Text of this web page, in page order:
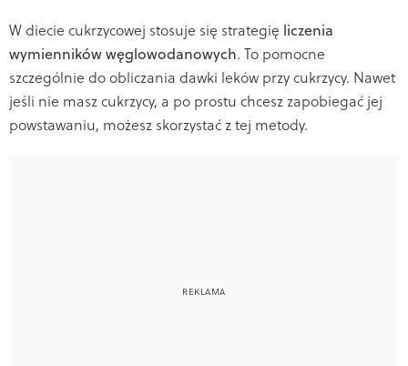
W diecie cukrzycowej stosuje się strategię liczenia
wymienników węglowodanowych. To pomocne
szczególnie do obliczania dawki leków przy cukrzycy. Nawet
jeśli nie masz cukrzycy, a po prostu chcesz zapobiegać jej
powstawaniu, możesz skorzystać z tej metody.